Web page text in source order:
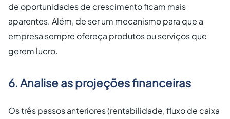
de oportunidades de crescimento ficam mais
aparentes. Além, de ser um mecanismo para que a
empresa sempre ofereça produtos ou serviços que
gerem lucro.
6. Analise as projeções financeiras
Os três passos anteriores (rentabilidade, fluxo de caixa